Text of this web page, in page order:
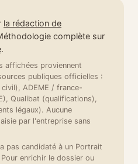
la rédaction de
complète sur
.
affichées proviennent
publiques officielles :
civil), ADEME / france-
Qualibat (qualifications),
légaux). Aucune
par l'entreprise sans
pas candidaté à un Portrait
enrichir le dossier ou